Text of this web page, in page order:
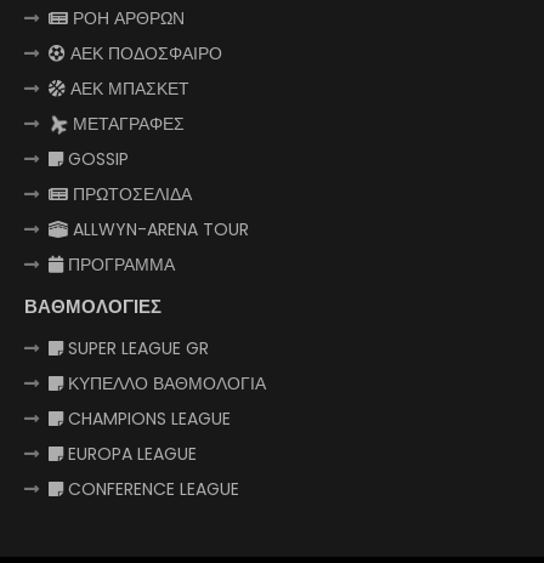
ΡΟΗ ΑΡΘΡΩΝ
ΑΕΚ ΠΟΔΟΣΦΑΙΡΟ
ΑΕΚ ΜΠΑΣΚΕΤ
ΜΕΤΑΓΡΑΦΕΣ
GOSSIP
ΠΡΩΤΟΣΕΛΙΔΑ
ALLWYN-ARENA TOUR
ΠΡΟΓΡΑΜΜΑ
ΒΑΘΜΟΛΟΓΙΕΣ
SUPER LEAGUE GR
ΚΥΠΕΛΛΟ ΒΑΘΜΟΛΟΓΙΑ
CHAMPIONS LEAGUE
EUROPA LEAGUE
CONFERENCE LEAGUE